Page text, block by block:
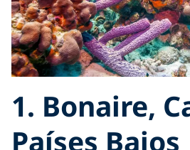
1. Bonaire,
Países Bajos